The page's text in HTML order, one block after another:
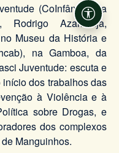
(CoInfância) da
Azambuja,
Museu da História e
na Gamboa, da
Juventude: escuta e
início dos trabalhos das
à Violência e à
sobre Drogas, e
dos complexos
Manguinhos.